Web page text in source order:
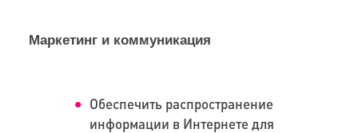
Маркетинг и коммуникация
Обеспечить распространение
информации в Интернете для